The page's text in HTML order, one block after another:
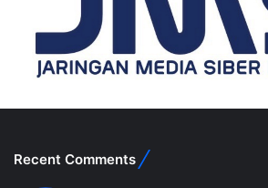
Recent Comments